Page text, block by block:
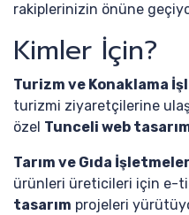
rakiplerinizin önüne
Kimler İçin?
Turizm ve Konaklama
turizmi ziyaretçilerine
özel Tunceli web
Tarım ve Gıda
ürünleri üreticileri için e-
tasarım projeleri